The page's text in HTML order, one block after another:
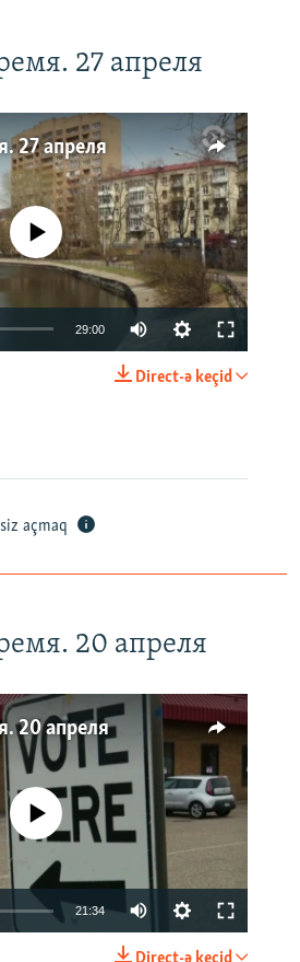
27 апреля
27 апреля
currently available
29:00
Direct-ə keçid
açmaq
20 апреля
20 апреля
currently available
21:34